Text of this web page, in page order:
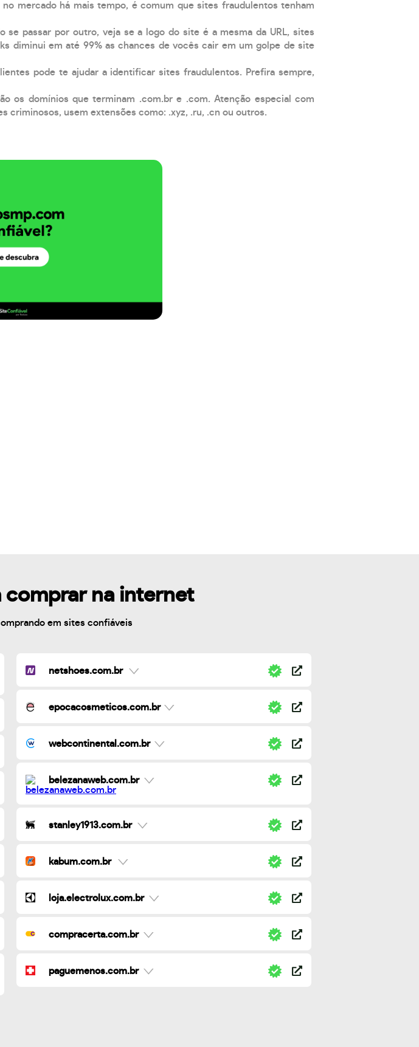
mercado há mais tempo, é comum que sites fraudulentos tenham
passar por outro, veja se a logo do site é a mesma da URL, sites
diminui em até 99% as chances de vocês cair em um golpe de site
pode te ajudar a identificar sites fraudulentos. Prefira sempre,
os domínios que terminam .com.br e .com. Atenção especial com
criminosos, usem extensões como: .xyz, .ru, .cn ou outros.
comprar na internet
em sites confiáveis
netshoes.com.br
epocacosmeticos.com.br
webcontinental.com.br
belezanaweb.com.br
stanley1913.com.br
kabum.com.br
loja.electrolux.com.br
compracerta.com.br
paguemenos.com.br